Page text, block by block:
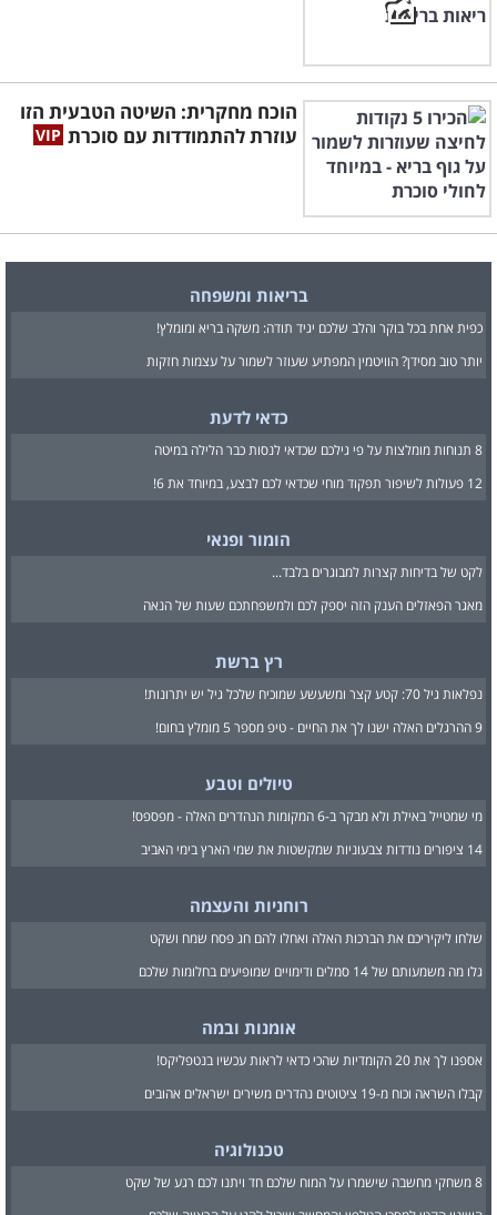
הוכח מחקרית: השיטה הטבעית הזו
עוזרת להתמודדות עם סוכרת
בריאות ומשפחה
כפית אחת בכל בוקר והלב שלכם יגיד תודה: משקה בריא ומומלץ!
יותר טוב מסידן? הוויטמין המפתיע שעוזר לשמור על עצמות חזקות
כדאי לדעת
8 תנוחות מומלצות על פי גילכם שכדאי לנסות כבר הלילה במיטה
12 פעולות לשיפור תפקוד מוחי שכדאי לכם לבצע, במיוחד את 6!
הומור ופנאי
לקט של בדיחות קצרות למבוגרים בלבד...
מאגר הפאזלים הענק הזה יספק לכם ולמשפחתכם שעות של הנאה
רץ ברשת
נפלאות גיל 70: קטע קצר ומשעשע שמוכיח שלכל גיל יש יתרונות!
9 ההרגלים האלה ישנו לך את החיים - טיפ מספר 5 מומלץ בחום!
טיולים וטבע
מי שמטייל באילת ולא מבקר ב-6 המקומות הנהדרים האלה - מפספס!
14 ציפורים נודדות צבעוניות שמקשטות את שמי הארץ בימי האביב
רוחניות והעצמה
שלחו ליקיריכם את הברכות האלה ואחלו להם חג פסח שמח ושקט
גלו מה משמעותם של 14 סמלים ודימויים שמופיעים בחלומות שלכם
אומנות ובמה
אספנו לך את 20 הקומדיות שהכי כדאי לראות עכשיו בנטפליקס!
קבלו השראה וכוח מ-19 ציטוטים נהדרים משירים ישראלים אהובים
טכנולוגיה
8 משחקי מחשבה שישמרו על המוח שלכם חד ויתנו לכם רגע של שקט